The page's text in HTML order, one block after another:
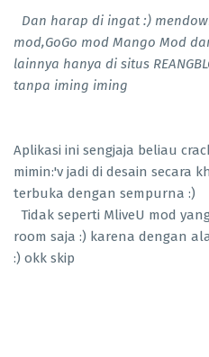
Dan harap di ingat :)
mod,GoGo mod Mango Mod
lainnya hanya di situs
tanpa iming iming
Aplikasi ini sengjaja beliau
mimin:'v jadi di desain secara
terbuka dengan sempurna :)
Tidak seperti MliveU mod
room saja :) karena dengan
:) okk skip